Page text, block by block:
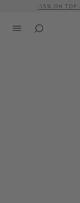
springen-15% ON TOP